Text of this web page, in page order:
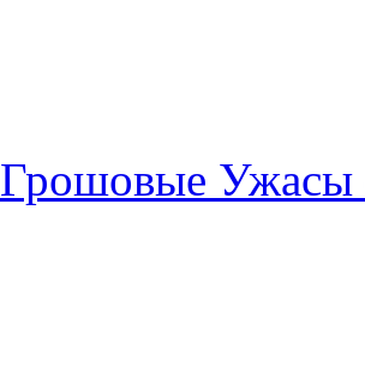
Грошовые Ужасы